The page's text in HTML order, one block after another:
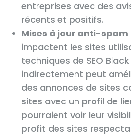
entreprises avec des
récents et positifs.
Mises à jour anti-spam
impactent les sites
techniques de SEO
indirectement peut
des annonces de sites
sites avec un profil de
pourraient voir leur
profit des sites